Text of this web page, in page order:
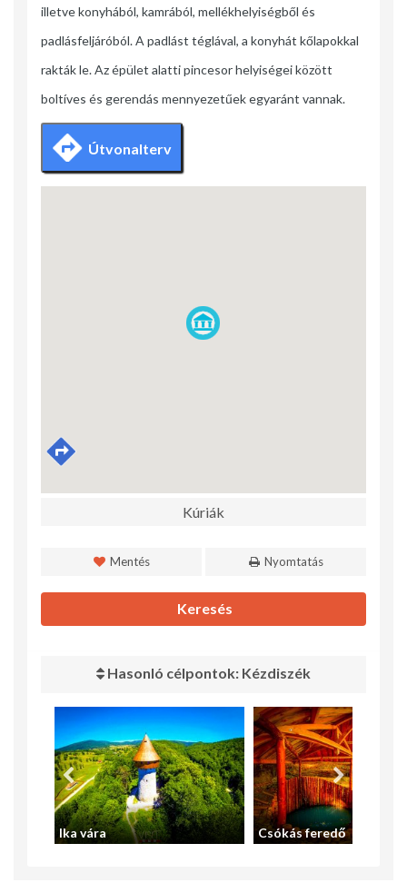
illetve konyhából, kamrából, mellékhelyiségből és
padlásfeljáróból. A padlást téglával, a konyhát kőlapokkal
rakták le. Az épület alatti pincesor helyiségei között
boltíves és gerendás mennyezetűek egyaránt vannak.
Útvonalterv
Kúriák
Mentés Nyomtatás
Keresés
Hasonló célpontok: Kézdiszék
Ika vára Csókás feredő